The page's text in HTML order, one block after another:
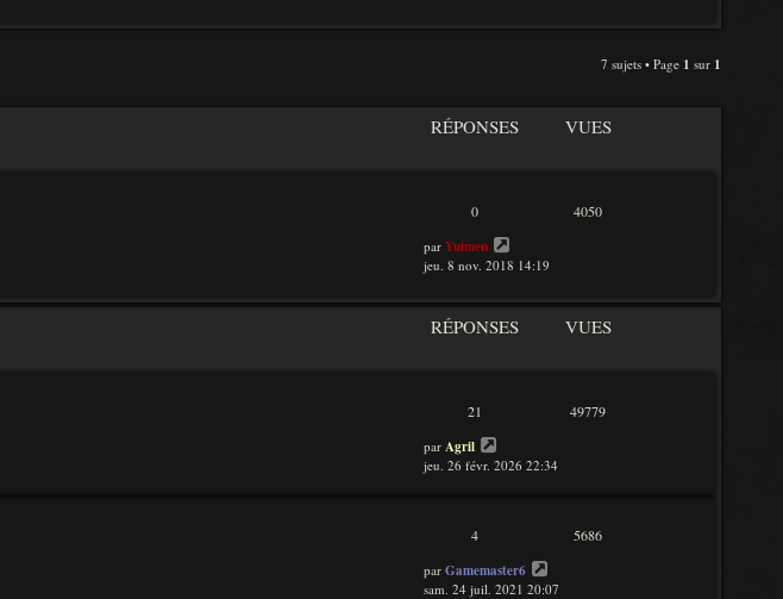
e
e
r
g
e
7 sujets • Page 1 sur 1
RÉPONSES
VUES
0 4050
par Yuimen
jeu. 8 nov. 2018 14:19
RÉPONSES
VUES
21 49779
par Agril
jeu. 26 févr. 2026 22:34
4 5686
par Gamemaster6
sam. 24 juil. 2021 20:07